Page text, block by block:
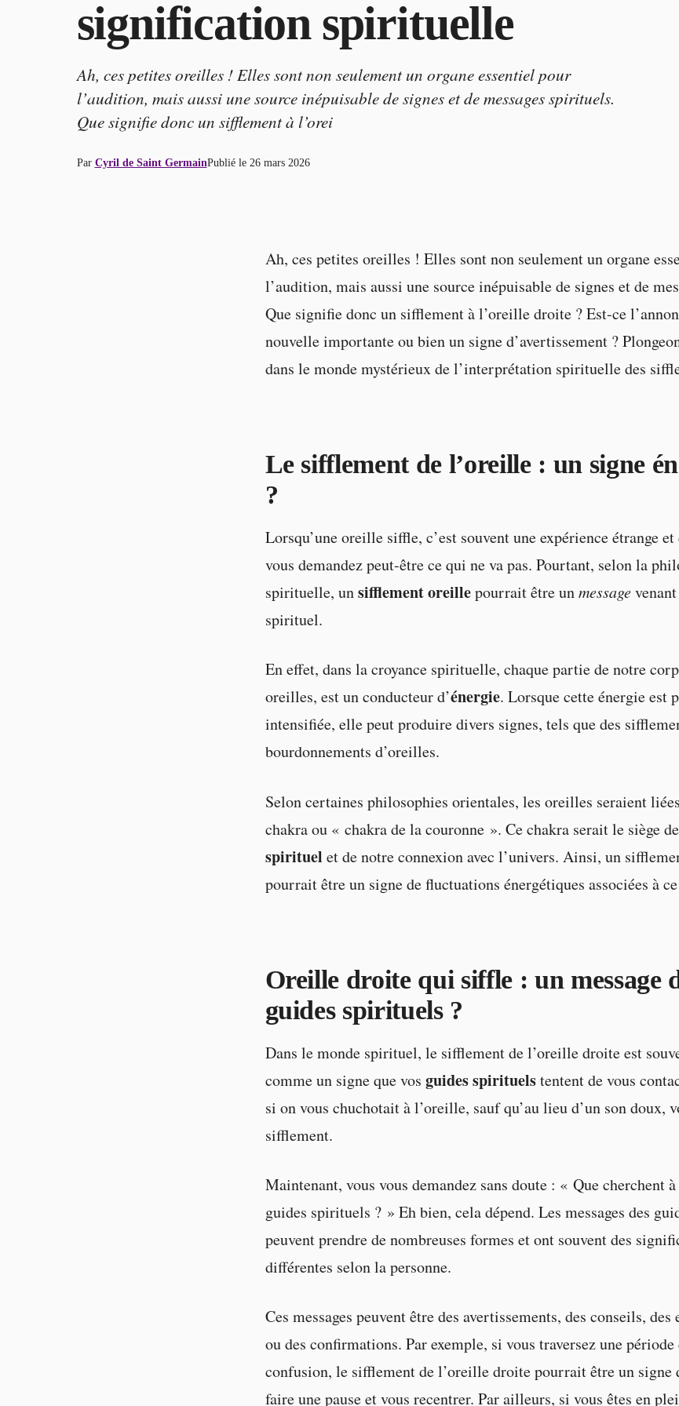
signification spirituelle
Ah, ces petites oreilles ! Elles sont non seulement un organe essentiel pour
l’audition, mais aussi une source inépuisable de signes et de messages spirituels.
Que signifie donc un sifflement à l’orei
Par Cyril de Saint GermainPublié le 26 mars 2026
Ah, ces petites oreilles ! Elles sont non seulement un organe
l’audition, mais aussi une source inépuisable de signes et de
Que signifie donc un sifflement à l’oreille droite ? Est-ce
nouvelle importante ou bien un signe d’avertissement ?
dans le monde mystérieux de l’interprétation spirituelle des
Le sifflement de l’oreille : un signe
?
Lorsqu’une oreille siffle, c’est souvent une expérience étrange
vous demandez peut-être ce qui ne va pas. Pourtant, selon la
spirituelle, unsifflement oreillepourrait être unmessagevenant
spirituel.
En effet, dans la croyance spirituelle, chaque partie de notre
oreilles, est un conducteur d’énergie. Lorsque cette énergie est
intensifiée, elle peut produire divers signes, tels que des
bourdonnements d’oreilles.
Selon certaines philosophies orientales, les oreilles seraient
chakra ou « chakra de la couronne ». Ce chakra serait le siège
spirituel et de notre connexion avec l’univers. Ainsi, un
pourrait être un signe de fluctuations énergétiques associées à
Oreille droite qui siffle : un message
guides spirituels ?
Dans le monde spirituel, le sifflement de l’oreille droite est
comme un signe que vos guides spirituelstentent de vous
si on vous chuchotait à l’oreille, sauf qu’au lieu d’un son doux,
sifflement.
Maintenant, vous vous demandez sans doute : « Que cherchent
guides spirituels ? » Eh bien, cela dépend. Les messages des
peuvent prendre de nombreuses formes et ont souvent des
différentes selon la personne.
Ces messages peuvent être des avertissements, des conseils, des
ou des confirmations. Par exemple, si vous traversez une période
confusion, le sifflement de l’oreille droite pourrait être un signe
faire une pause et vous recentrer. Par ailleurs, si vous êtes en